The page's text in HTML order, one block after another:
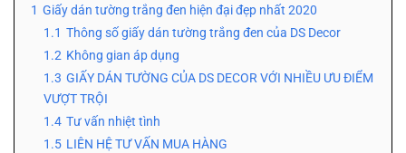
1 Giấy dán tường trắng đen hiện đại đẹp nhất 2020
1.1 Thông số giấy dán tường trắng đen của DS Decor
1.2 Không gian áp dụng
1.3 GIẤY DÁN TƯỜNG CỦA DS DECOR VỚI NHIỀU ƯU ĐIỂM
VƯỢT TRỘI
1.4 Tư vấn nhiệt tình
1.5 LIÊN HỆ TƯ VẤN MUA HÀNG